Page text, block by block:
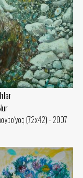
(72x42) - 2007